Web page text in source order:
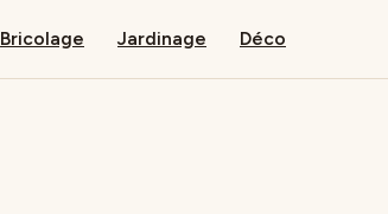
Bricolage Jardinage Déco